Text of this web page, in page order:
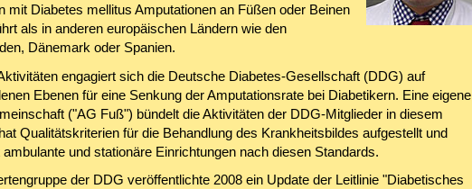
mit Diabetes mellitus Amputationen an Füßen oder Beinen
als in anderen europäischen Ländern wie den
Dänemark oder Spanien.
engagiert sich die Deutsche Diabetes-Gesellschaft (DDG) auf
Ebenen für eine Senkung der Amputationsrate bei Diabetikern. Eine eigene
("AG Fuß") bündelt die Aktivitäten der DDG-Mitglieder in diesem
Qualitätskriterien für die Behandlung des Krankheitsbildes aufgestellt und
und stationäre Einrichtungen nach diesen Standards.
der DDG veröffentlichte 2008 ein Update der Leitlinie "Diabetisches